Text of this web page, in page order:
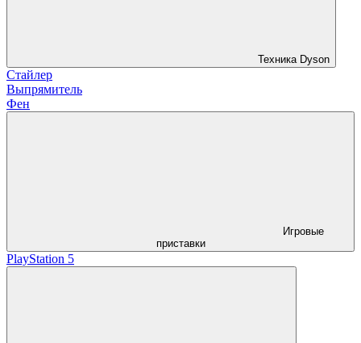
Техника Dyson
Стайлер
Выпрямитель
Фен
Игровые
приставки
PlayStation 5